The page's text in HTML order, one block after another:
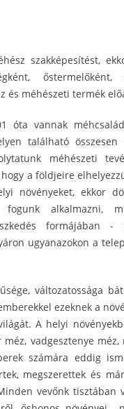
szakképesítést,
őstermelőként,
és méhészeti termék
óta vannak
található összesen
méhészeti
a földjeire
növényeket, ekkor
fogunk alkalmazni,
formájában
ugyanazokon a
változatossága
ezeknek a
A helyi
vadgesztenye méz,
számára eddig
megszerettek és
vevőnk tisztában